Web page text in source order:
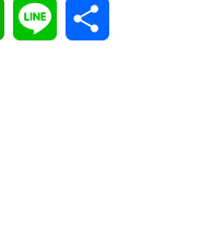
WhatsApp
Line